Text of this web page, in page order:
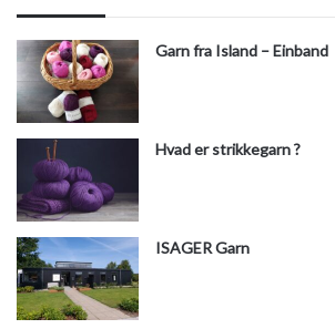
Garn fra Island – Einband
Hvad er strikkegarn ?
ISAGER Garn